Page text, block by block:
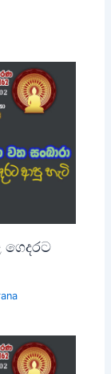
ගෙදරට